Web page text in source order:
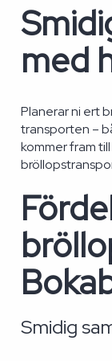
med
Planerar ni ert
transporten –
kommer fram
Smidig